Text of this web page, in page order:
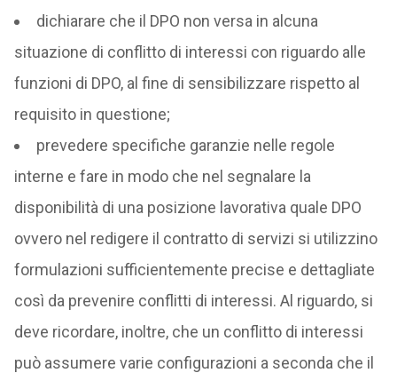
dichiarare che il DPO non versa in alcuna
situazione di conflitto di interessi con riguardo alle
funzioni di DPO, al fine di sensibilizzare rispetto al
requisito in questione;
prevedere specifiche garanzie nelle regole
interne e fare in modo che nel segnalare la
disponibilità di una posizione lavorativa quale DPO
ovvero nel redigere il contratto di servizi si utilizzino
formulazioni sufficientemente precise e dettagliate
così da prevenire conflitti di interessi. Al riguardo, si
deve ricordare, inoltre, che un conflitto di interessi
può assumere varie configurazioni a seconda che il